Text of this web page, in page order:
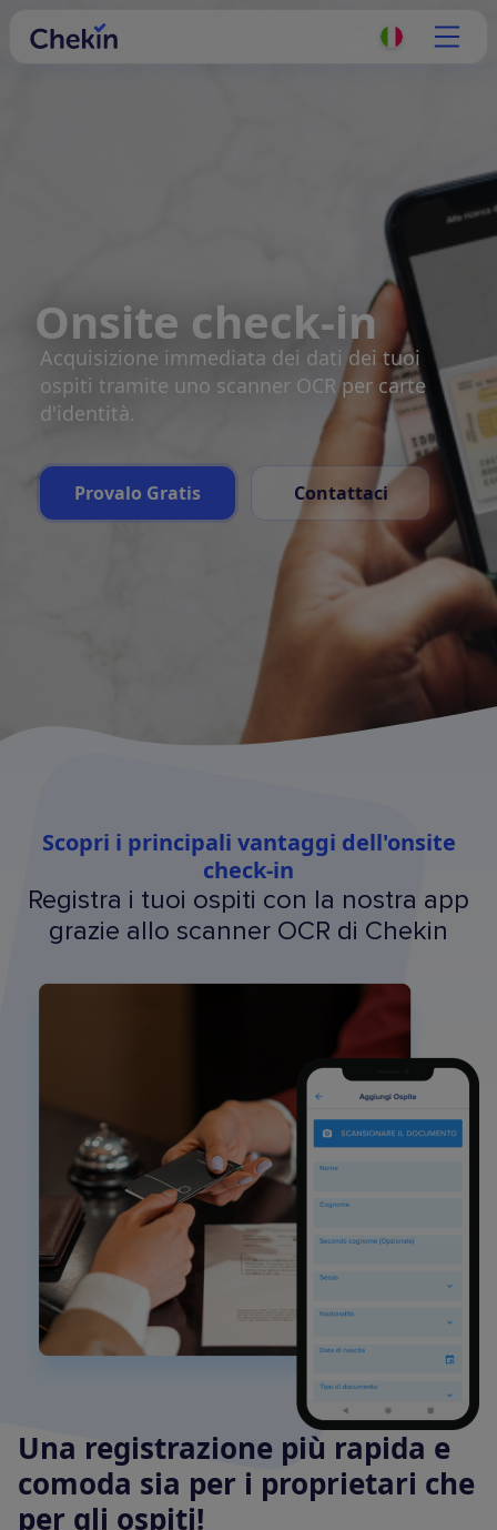
Onsite check-in
Acquisizione immediata dei dati dei tuoi
ospiti tramite uno scanner OCR per carte
d'identità.
Provalo Gratis Contattaci
Scopri i principali vantaggi dell'onsite
check-in
Registra i tuoi ospiti con la nostra app
grazie allo scanner OCR di Chekin
Una registrazione più rapida e
comoda sia per i proprietari che
per gli ospiti!